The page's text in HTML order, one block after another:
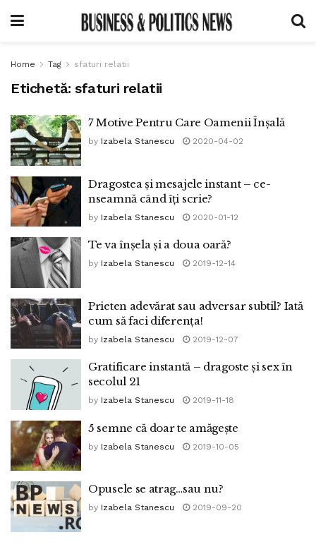
Home Tag sfaturi relatii
Etichetă: sfaturi relatii
7 Motive Pentru Care Oamenii Înșală
by Izabela Stanescu 2020-04-02
Dragostea și mesajele instant – ce-
nseamnă când îți scrie?
by Izabela Stanescu 2020-01-12
Te va înșela și a doua oară?
by Izabela Stanescu 2019-12-14
Prieten adevărat sau adversar subtil? Iată
cum să faci diferența!
by Izabela Stanescu 2019-12-07
Gratificare instantă – dragoste și sex în
secolul 21
by Izabela Stanescu 2019-11-18
5 semne că doar te amăgește
by Izabela Stanescu 2019-10-05
Opusele se atrag…sau nu?
by Izabela Stanescu 2019-09-20